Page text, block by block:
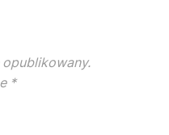
opublikowany.
*